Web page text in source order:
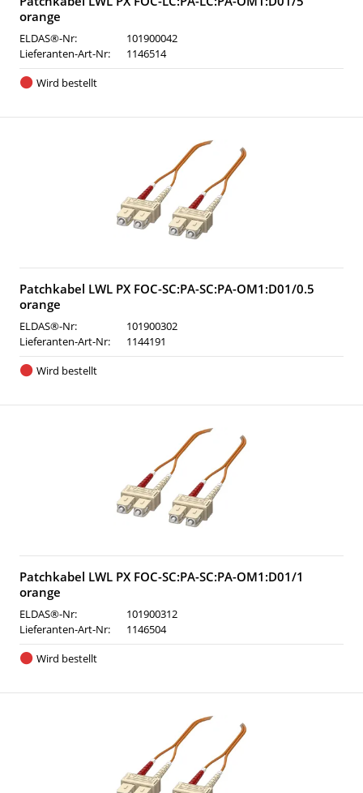
orange
ELDAS®-Nr:
101900042
Lieferanten-Art-Nr:
1146514
Wird bestellt
Patchkabel LWL PX FOC-SC:PA-SC:PA-OM1:D01/0.5
orange
ELDAS®-Nr:
101900302
Lieferanten-Art-Nr:
1144191
Wird bestellt
Patchkabel LWL PX FOC-SC:PA-SC:PA-OM1:D01/1
orange
ELDAS®-Nr:
101900312
Lieferanten-Art-Nr:
1146504
Wird bestellt